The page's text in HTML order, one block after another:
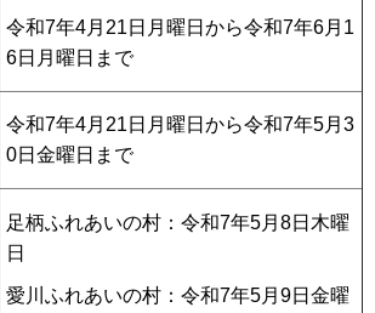
令和7年4月21日月曜日から令和7年6月1
6日月曜日まで
令和7年4月21日月曜日から令和7年5月3
0日金曜日まで
足柄ふれあいの村：令和7年5月8日木曜
日
愛川ふれあいの村：令和7年5月9日金曜